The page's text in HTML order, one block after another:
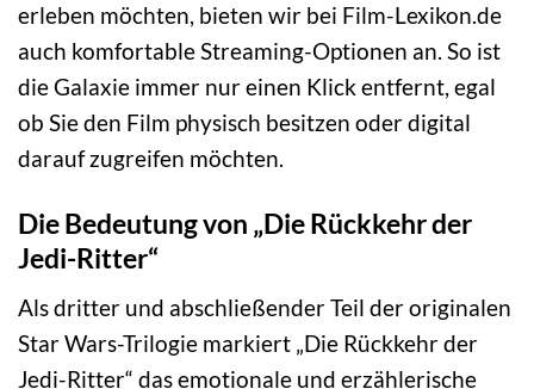
erleben möchten, bieten wir bei Film-Lexikon.de
auch komfortable Streaming-Optionen an. So ist
die Galaxie immer nur einen Klick entfernt, egal
ob Sie den Film physisch besitzen oder digital
darauf zugreifen möchten.
Die Bedeutung von „Die Rückkehr der
Jedi-Ritter“
Als dritter und abschließender Teil der originalen
Star Wars-Trilogie markiert „Die Rückkehr der
Jedi-Ritter“ das emotionale und erzählerische